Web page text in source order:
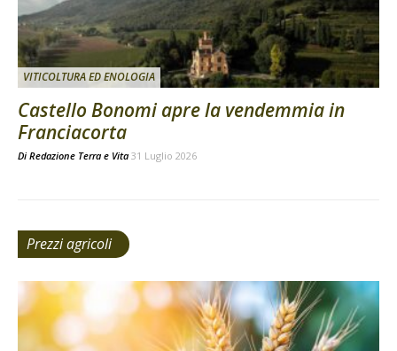
VITICOLTURA ED ENOLOGIA
Castello Bonomi apre la vendemmia in
Franciacorta
Di Redazione Terra e Vita 31 Luglio 2026
Prezzi agricoli